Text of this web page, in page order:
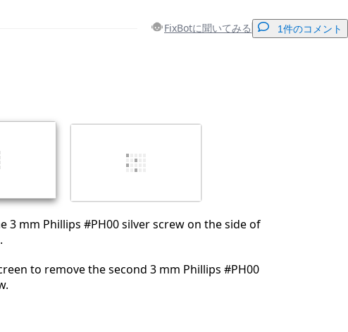
FixBotに聞いてみる 1件のコメント
3 mm Phillips #PH00 silver screw on the side of
to remove the second 3 mm Phillips #PH00